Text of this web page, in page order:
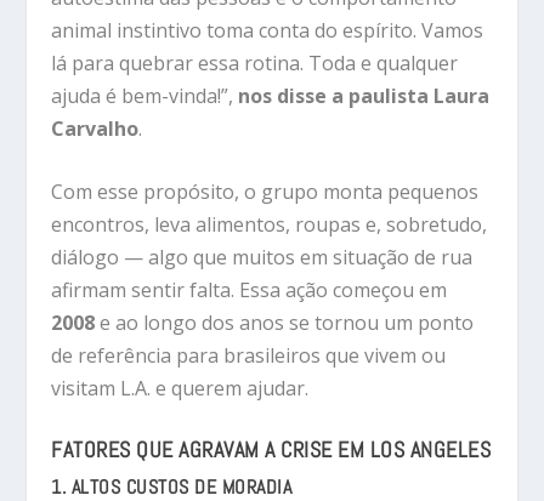
animal instintivo toma conta do espírito. Vamos
lá para quebrar essa rotina. Toda e qualquer
ajuda é bem-vinda!”, nos disse a paulista Laura
Carvalho.
Com esse propósito, o grupo monta pequenos
encontros, leva alimentos, roupas e, sobretudo,
diálogo — algo que muitos em situação de rua
afirmam sentir falta. Essa ação começou em
2008e ao longo dos anos se tornou um ponto
de referência para brasileiros que vivem ou
visitam L.A. e querem ajudar.
FATORES QUE AGRAVAM A CRISE EM LOS ANGELES
1. ALTOS CUSTOS DE MORADIA